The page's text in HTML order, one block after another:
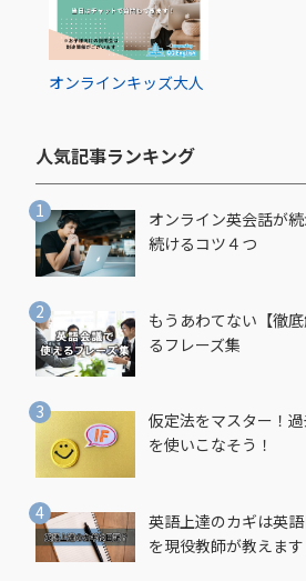
オンラインキッズ大人
人気記事ランキング​
オンライン英会話が
続けるコツ４つ
もうあわてない【徹
るフレーズ集
仮定法をマスター！
を使いこなそう！
英語上達のカギは英
を現役教師が教えます